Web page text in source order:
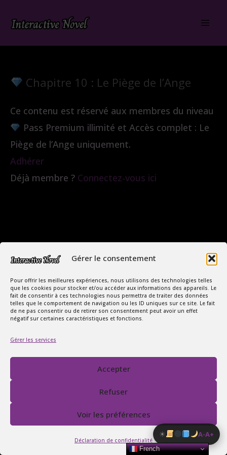
Gérer le consentement
Pour offrir les meilleures expériences, nous utilisons des technologies telles
que les cookies pour stocker et/ou accéder aux informations des appareils. Le
fait de consentir à ces technologies nous permettra de traiter des données
telles que le comportement de navigation ou les ID uniques sur ce site. Le fait
de ne pas consentir ou de retirer son consentement peut avoir un effet
négatif sur certaines caractéristiques et fonctions.
Gérer les services
Accepter
Refuser
Voir les préférences
Déclaration de confidentialité
☀ A-A+
Chapitre 10 : Le Piège de l’Ange
Ce contenu est réservé aux membres du niveau
Pass Premium illimité et Accès complet : Le
Piège de l’Ange uniquement.
Adhérer
Déjà membre ? Connectez-vous ici
Copyright Interactive Novel © 2026
Le Monde Captivant des Romances
Conditions Générales de Vente
Politique de confidentialité
French